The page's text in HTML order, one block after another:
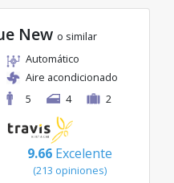
New o similar
Automático
Aire acondicionado
5
4 2
9.66 Excelente
(213 opiniones)